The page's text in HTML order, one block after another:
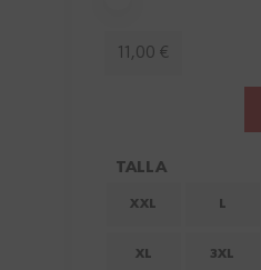
Minimum value
11,00 €
TALLA
FILTER
XXL L
XL 3XL